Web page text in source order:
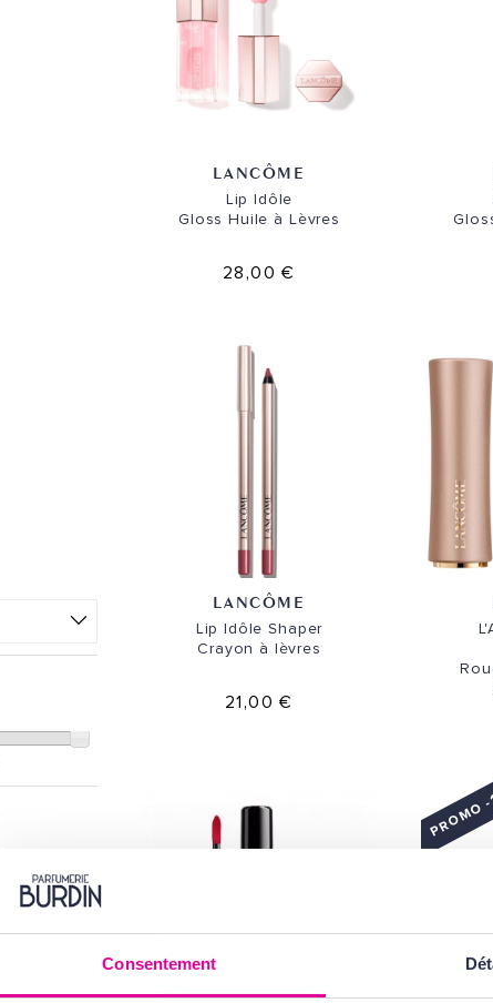
Consentement
LANCÔME
Lip Idôle
Gloss Huile à Lèvres
28,00 €
LANCÔME
Lip Idôle Shaper
Crayon à lèvres
21,00 €